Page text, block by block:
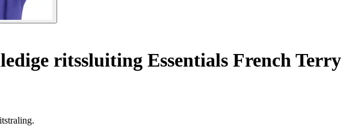
ritssluiting Essentials French Terry